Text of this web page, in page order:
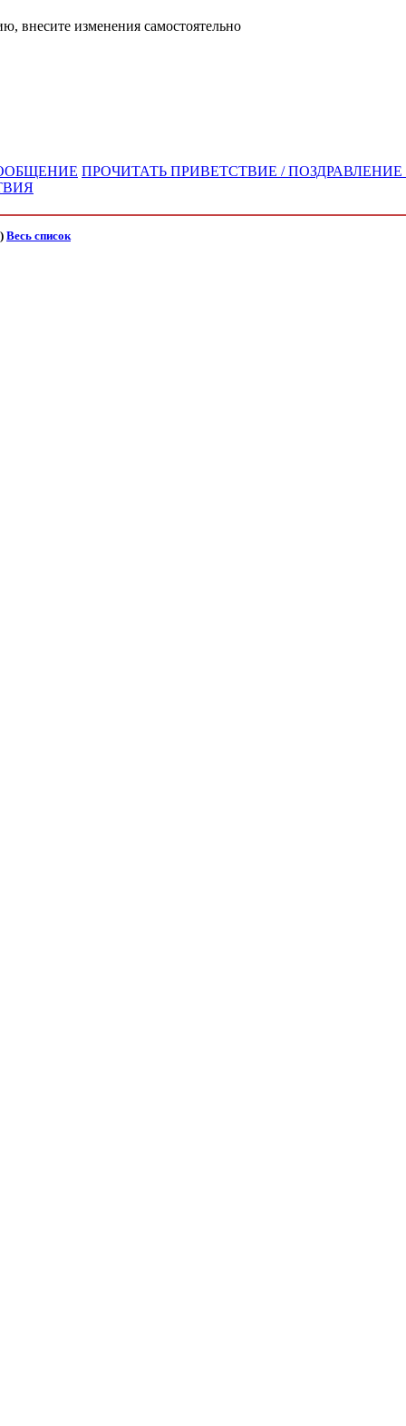
изменения самостоятельно
ПРОЧИТАТЬ ПРИВЕТСТВИЕ / ПОЗДРАВЛЕНИЕ
Весь список